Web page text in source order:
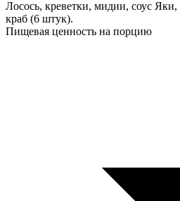
Лосось, креветки, мидии, соус
краб (6 штук).
Пищевая ценность на порцию